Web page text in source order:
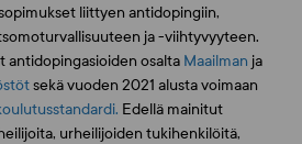
liittyen antidopingiin,
ja -viihtyvyyteen.
antidopingasioiden osalta Maailman ja
sekä vuoden 2021 alusta voimaan
Edellä mainitut
urheilijoiden tukihenkilöitä,